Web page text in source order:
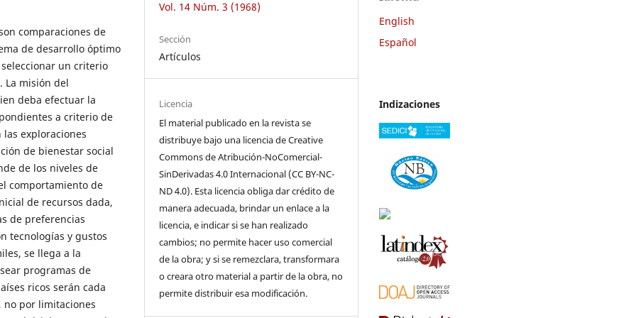
comparaciones de
de desarrollo óptimo
un criterio
La misión del
deba efectuar la
a criterio de
exploraciones
de bienestar social
de los niveles de
comportamiento de
de recursos dada,
de preferencias
tecnologías y gustos
se llega a la
programas de
ricos serán cada
no por limitaciones
Vol. 14 Núm. 3 (1968)
Sección
Artículos
Licencia
El material publicado en la revista se
distribuye bajo una licencia de Creative
Commons de Atribución-NoComercial-
SinDerivadas 4.0 Internacional (CC BY-NC-
ND 4.0). Esta licencia obliga dar crédito de
manera adecuada, brindar un enlace a la
licencia, e indicar si se han realizado
cambios; no permite hacer uso comercial
de la obra; y si se remezclara, transformara
o creara otro material a partir de la obra, no
permite distribuir esa modificación.
English
Español
Indizaciones